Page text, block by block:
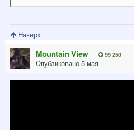
Наверх
Mountain View 99 250
Опубликовано 5 мая